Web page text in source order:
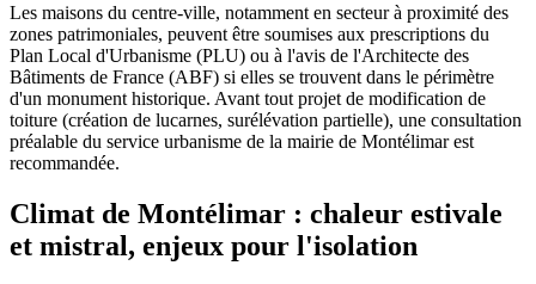
Les maisons du centre-ville, notamment en secteur à proximité des
zones patrimoniales, peuvent être soumises aux prescriptions du
Plan Local d'Urbanisme (PLU) ou à l'avis de l'Architecte des
Bâtiments de France (ABF) si elles se trouvent dans le périmètre
d'un monument historique. Avant tout projet de modification de
toiture (création de lucarnes, surélévation partielle), une consultation
préalable du service urbanisme de la mairie de Montélimar est
recommandée.
Climat de Montélimar : chaleur estivale
et mistral, enjeux pour l'isolation